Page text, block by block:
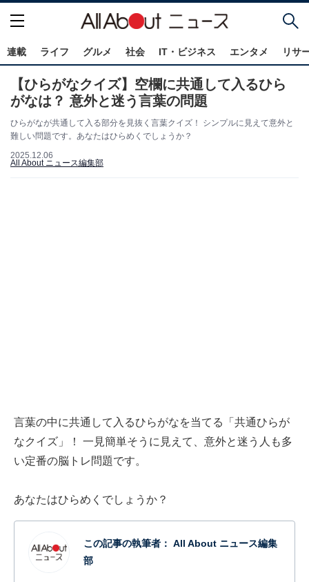
連載 ライフ グルメ 社会 IT・ビジネス エンタメ リサ
【ひらがなクイズ】空欄に共通して入るひら
がなは？ 意外と迷う言葉の問題
ひらがなが共通して入る部分を見抜く言葉クイズ！ シンプルに見えて意外と
難しい問題です。あなたはひらめくでしょうか？
2025.12.06
All About ニュース編集部
言葉の中に共通して入るひらがなを当てる「共通ひらが
なクイズ」！ 一見簡単そうに見えて、意外と迷う人も多
い定番の脳トレ問題です。
あなたはひらめくでしょうか？
この記事の執筆者： All About ニュース編集
部